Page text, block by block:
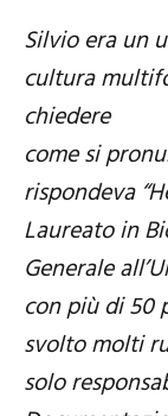
Silvio era un
cultura
chiedere
come si
rispondeva
Laureato in
Generale
con più di 50
svolto molti
solo